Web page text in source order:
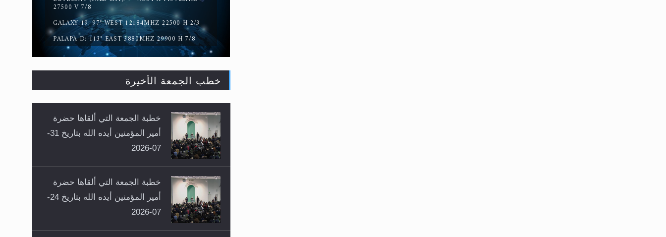
27500 V 7/8
GALAXY 19: 97° WEST 12184MHZ 22500 H 2/3
PALAPA D: 113° EAST 3880MHZ 29900 H 7/8
خطب الجمعة الأخيرة
خطبة الجمعة التي ألقاها حضرة
أمير المؤمنين أيده الله بتاريخ 31-
07-2026
خطبة الجمعة التي ألقاها حضرة
أمير المؤمنين أيده الله بتاريخ 24-
07-2026